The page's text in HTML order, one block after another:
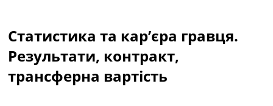
Чемпіонат Світу
Україна. Прем’єр-Ліга
Україна. Перша Ліга
Ліга Чемпіонів
Статистика та кар’єра гравця.
Результати, контракт,
трансферна вартість